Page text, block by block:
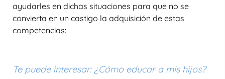
ayudarles en dichas situaciones para que no se
convierta en un castigo la adquisición de estas
competencias:
Te puede interesar: ¿Cómo educar a mis hijos?